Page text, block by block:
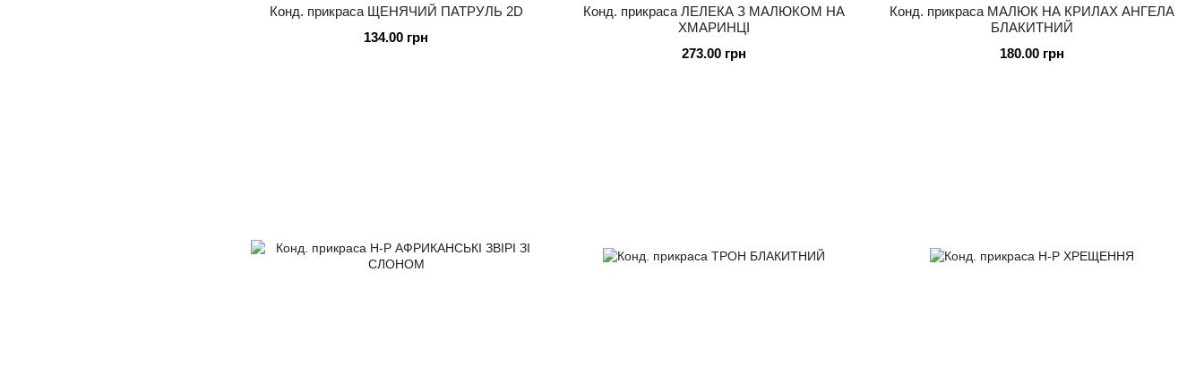
Конд. прикраса ЩЕНЯЧИЙ ПАТРУЛЬ 2D
134.00 грн
Конд. прикраса ЛЕЛЕКА З МАЛЮКОМ НА
ХМАРИНЦІ
273.00 грн
Конд. прикраса МАЛЮК НА КРИЛАХ АНГЕЛА
БЛАКИТНИЙ
180.00 грн